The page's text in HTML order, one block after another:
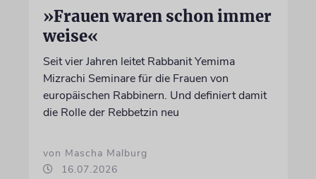
»Frauen waren schon immer
weise«
Seit vier Jahren leitet Rabbanit Yemima
Mizrachi Seminare für die Frauen von
europäischen Rabbinern. Und definiert damit
die Rolle der Rebbetzin neu
von Mascha Malburg
16.07.2026